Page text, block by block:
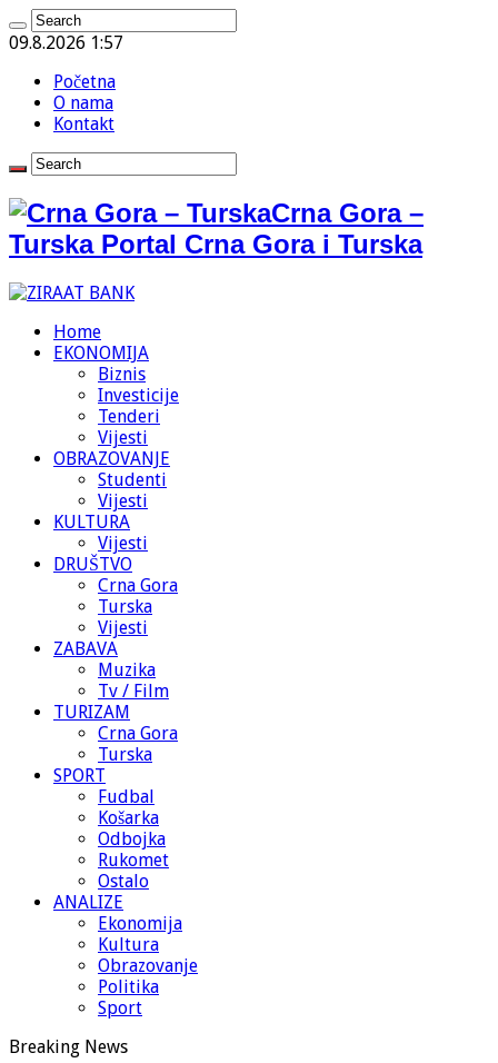
09.8.2026 1:57
Početna
O nama
Kontakt
Crna Gora –
Turska Portal Crna Gora i Turska
Home
EKONOMIJA
Biznis
Investicije
Tenderi
Vijesti
OBRAZOVANJE
Studenti
Vijesti
KULTURA
Vijesti
DRUŠTVO
Crna Gora
Turska
Vijesti
ZABAVA
Muzika
Tv / Film
TURIZAM
Crna Gora
Turska
SPORT
Fudbal
Košarka
Odbojka
Rukomet
Ostalo
ANALIZE
Ekonomija
Kultura
Obrazovanje
Politika
Sport
Breaking News